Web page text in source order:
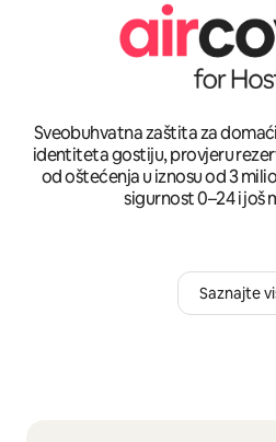
Sveobuhvatna zaštita za
identiteta gostiju, provjeru
od oštećenja u iznosu od 3
sigurnost 0–24 i još
Saznajte